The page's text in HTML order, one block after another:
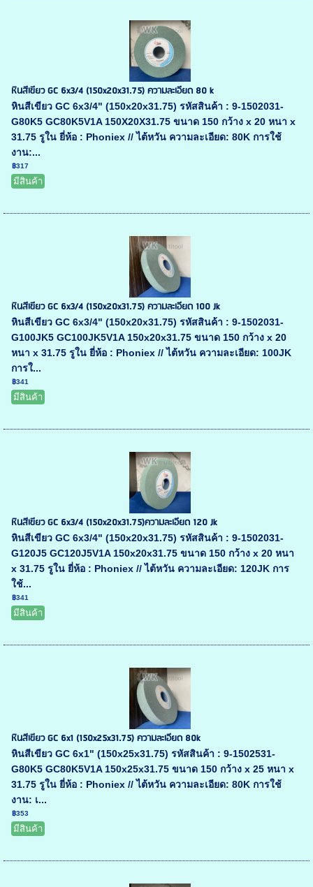
หินสีเขียว GC 6x3/4 (150x20x31.75) ความละเอียด 80 k
หินสีเขียว GC 6x3/4" (150x20x31.75) รหัสสินค้า : 9-1502031-
G80K5 GC80K5V1A 150X20X31.75 ขนาด 150 กว้าง x 20 หนา x
31.75 รูใน ยี่ห้อ : Phoniex // ไต้หวัน ความละเอียด: 80K การใช้
งาน:...
฿317
มีสินค้า
หินสีเขียว GC 6x3/4 (150x20x31.75) ความละเอียด 100 Jk
หินสีเขียว GC 6x3/4" (150x20x31.75) รหัสสินค้า : 9-1502031-
G100JK5 GC100JK5V1A 150x20x31.75 ขนาด 150 กว้าง x 20
หนา x 31.75 รูใน ยี่ห้อ : Phoniex // ไต้หวัน ความละเอียด: 100JK
การใ...
฿341
มีสินค้า
หินสีเขียว GC 6x3/4 (150x20x31.75)ความละเอียด 120 Jk
หินสีเขียว GC 6x3/4" (150x20x31.75) รหัสสินค้า : 9-1502031-
G120J5 GC120J5V1A 150x20x31.75 ขนาด 150 กว้าง x 20 หนา
x 31.75 รูใน ยี่ห้อ : Phoniex // ไต้หวัน ความละเอียด: 120JK การ
ใช้...
฿341
มีสินค้า
หินสีเขียว GC 6x1 (150x25x31.75) ความละเอียด 80k
หินสีเขียว GC 6x1" (150x25x31.75) รหัสสินค้า : 9-1502531-
G80K5 GC80K5V1A 150x25x31.75 ขนาด 150 กว้าง x 25 หนา x
31.75 รูใน ยี่ห้อ : Phoniex // ไต้หวัน ความละเอียด: 80K การใช้
งาน: เ...
฿353
มีสินค้า